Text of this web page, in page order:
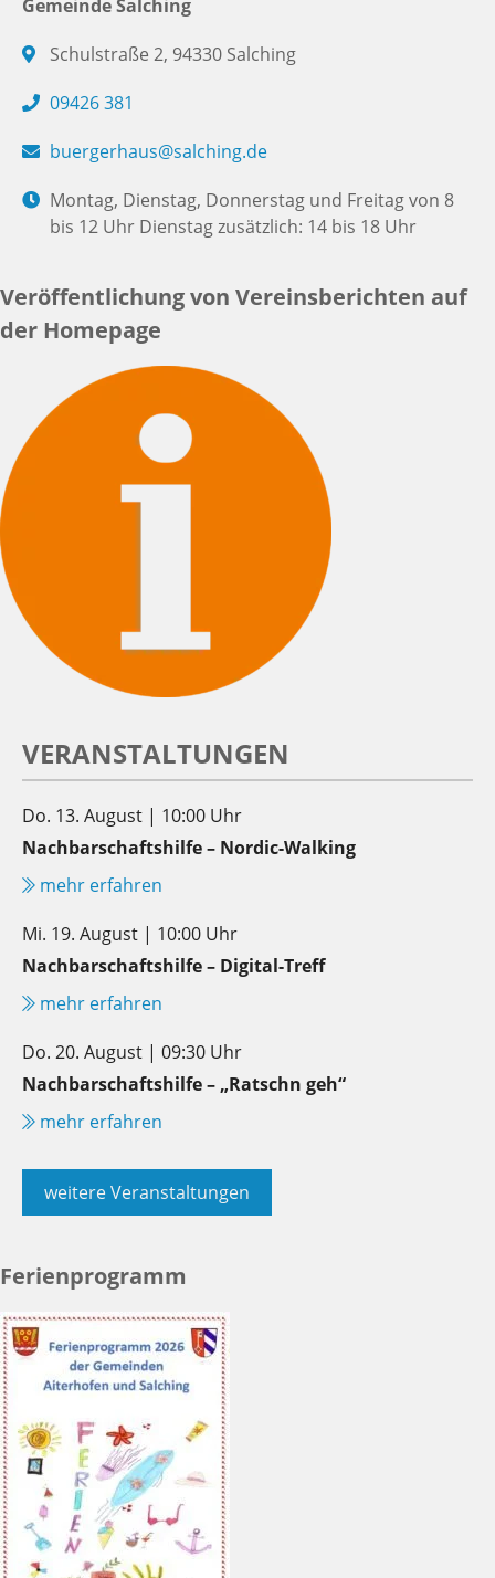
Gemeinde Salching
Schulstraße 2, 94330 Salching
09426 381
buergerhaus@salching.de
Montag, Dienstag, Donnerstag und Freitag von 8
bis 12 Uhr Dienstag zusätzlich: 14 bis 18 Uhr
Veröffentlichung von Vereinsberichten auf
der Homepage
VERANSTALTUNGEN
Do. 13. August | 10:00 Uhr
Nachbarschaftshilfe – Nordic-Walking
mehr erfahren
Mi. 19. August | 10:00 Uhr
Nachbarschaftshilfe – Digital-Treff
mehr erfahren
Do. 20. August | 09:30 Uhr
Nachbarschaftshilfe – „Ratschn geh“
mehr erfahren
weitere Veranstaltungen
Ferienprogramm